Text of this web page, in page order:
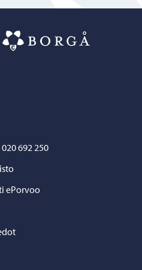
692 250
ePorvoo